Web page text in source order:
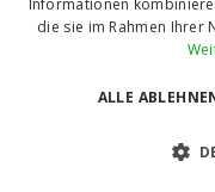
Česká
Informationen
die sie im Rahmen Ihrer
ALLE